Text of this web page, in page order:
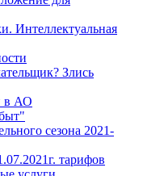
Интеллектуальная
Злись
в АО
сезона 2021-
тарифов